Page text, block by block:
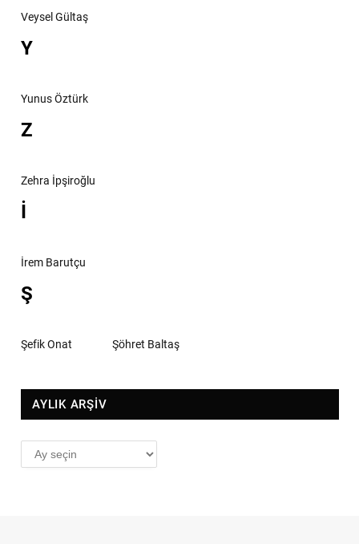
Veysel Gültaş
Y
Yunus Öztürk
Z
Zehra İpşiroğlu
İ
İrem Barutçu
Ş
Şefik Onat Şöhret Baltaş
AYLIK ARŞİV
AYLIK
ARŞİV